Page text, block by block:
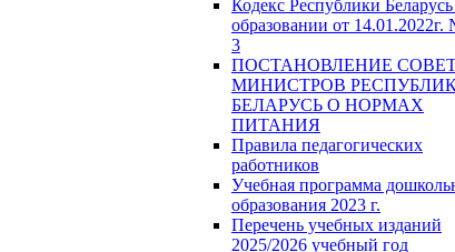
Кодекс Республики
образовании от
3
ПОСТАНОВЛЕНИЕ
МИНИСТРОВ
БЕЛАРУСЬ О НОРМАХ
ПИТАНИЯ
Правила педагогических
работников
Учебная программа
образования 2023 г.
Перечень учебных изданий
2025/2026 учебный год